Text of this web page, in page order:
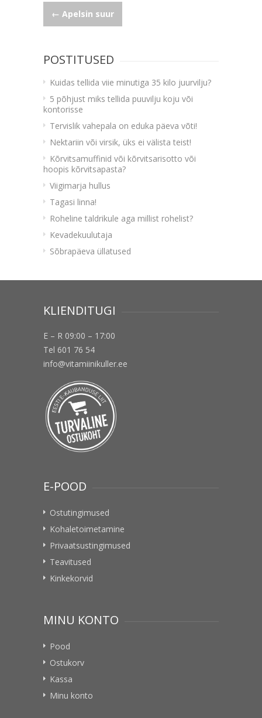
Navigeerimine
← Apelsin suur
POSTITUSED
Kuidas tellida viie minutiga 35 kilo juurvilju?
5 põhjust miks tellida puuvilju koju või
kontorisse
Tervislik vahepala on eduka päeva võti!
Nektariin või virsik, üks ei välista teist!
Kõrvitsamuffinid või kõrvitsarisotto või
hoopis kõrvitsapasta?
Viigimarja hullus
Tagasi linna!
Roheline taldrikule aga millist rohelist?
Kevadekuulutaja
Sõbrapäeva üllatused
KLIENDITUGI
E – R 09:00 – 17:00
Tel 601 76 54
info@vitamiinikuller.ee
E-POOD
Ostutingimused
Kohaletoimetamine
Privaatsustingimused
Teavitused
Kinkekorvid
MINU KONTO
Pood
Ostukorv
Kassa
Minu konto